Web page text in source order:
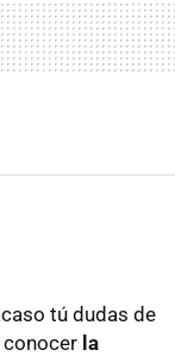
tú dudas de
conocer la